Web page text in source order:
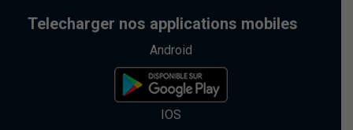
Telecharger nos applications mobiles
Android
IOS